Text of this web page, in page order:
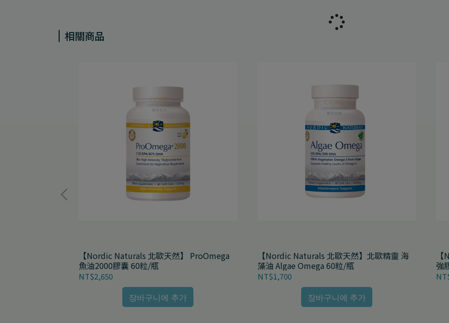
相關商品
【Nordic Naturals 北歐天然】 ProOmega
魚油2000膠囊 60粒/瓶
NT$2,650
장바구니에 추가
【Nordic Naturals 北歐天然】北歐精靈 海
藻油 Algae Omega 60粒/瓶
NT$1,700
장바구니에 추가
強